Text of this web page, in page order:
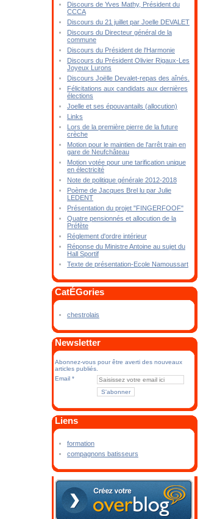
Discours de Yves Mathy, Président du
CCCA
Discours du 21 juillet par Joelle DEVALET
Discours du Directeur général de la
commune
Discours du Président de l'Harmonie
Discours du Président Olivier Rigaux-Les
Joyeux Lurons
Discours Joëlle Devalet-repas des aînés.
Félicitations aux candidats aux dernières
élections
Joelle et ses épouvantails (allocution)
Links
Lors de la première pierre de la future
crèche
Motion pour le maintien de l'arrêt train en
gare de Neufchâteau
Motion votée pour une tarification unique
en électricité
Note de politique générale 2012-2018
Poème de Jacques Brel lu par Julie
LEDENT
Présentation du projet "FINGERFOOF"
Quatre pensionnés et allocution de la
Préfète
Réglement d'ordre intérieur
Réponse du Ministre Antoine au sujet du
Hall Sportif
Texte de présentation-Ecole Namoussart
CatÉGories
chestrolais
Newsletter
Abonnez-vous pour être averti des nouveaux
articles publiés.
Email
Liens
formation
compagnons batisseurs